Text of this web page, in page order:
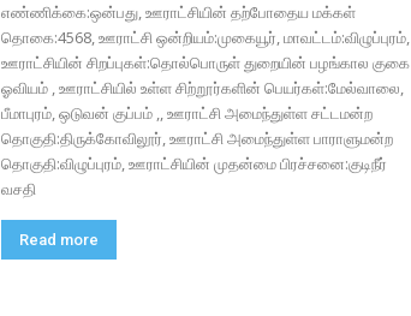
எண்ணிக்கை:ஒன்பது, ஊராட்சியின் தற்போதைய மக்கள்
தொகை:4568, ஊராட்சி ஒன்றியம்:முகையூர், மாவட்டம்:விழுப்புரம்,
ஊராட்சியின் சிறப்புகள்:தொல்பொருள் துறையின் பழங்கால குகை
ஓவியம் , ஊராட்சியில் உள்ள சிற்றூர்களின் பெயர்கள்:மேல்வாலை,
பீமாபுரம், ஒடுவன் குப்பம் ,, ஊராட்சி அமைந்துள்ள சட்டமன்ற
தொகுதி:திருக்கோவிலூர், ஊராட்சி அமைந்துள்ள பாராளுமன்ற
தொகுதி:விழுப்புரம், ஊராட்சியின் முதன்மை பிரச்சனை:குடிநீர்
வசதி
Read more